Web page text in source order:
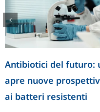
Antibiotici del futuro:
apre nuove
ai batteri resistenti